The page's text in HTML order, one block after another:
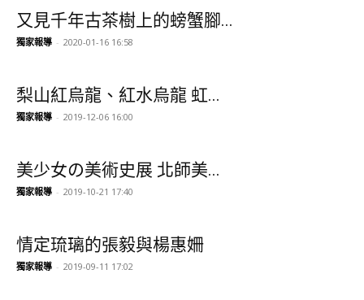
又見千年古茶樹上的螃蟹腳...
獨家報導 - 2020-01-16 16:58
梨山紅烏龍、紅水烏龍 虹...
獨家報導 - 2019-12-06 16:00
美少女の美術史展 北師美...
獨家報導 - 2019-10-21 17:40
情定琉璃的張毅與楊惠姍
獨家報導 - 2019-09-11 17:02